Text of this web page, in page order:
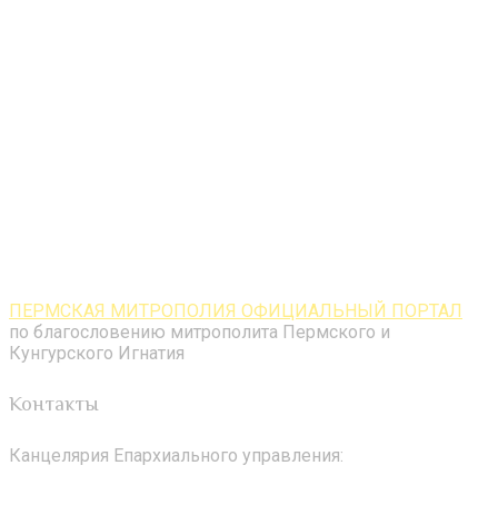
ПЕРМСКАЯ МИТРОПОЛИЯ ОФИЦИАЛЬНЫЙ ПОРТАЛ
по благословению митрополита Пермского и
Кунгурского Игнатия
Контакты
Канцелярия Епархиального управления: